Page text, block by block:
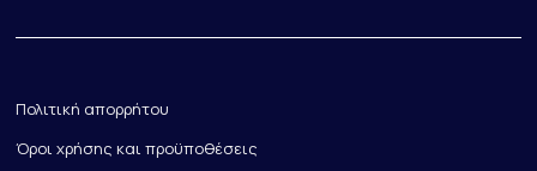
Πολιτική απορρήτου
Όροι χρήσης και προϋποθέσεις